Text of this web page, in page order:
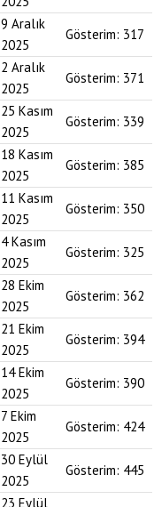
9 Aralık
2025
Gösterim: 317
2 Aralık
2025
Gösterim: 371
25 Kasım
2025
Gösterim: 339
18 Kasım
2025
Gösterim: 385
11 Kasım
2025
Gösterim: 350
4 Kasım
2025
Gösterim: 325
28 Ekim
2025
Gösterim: 362
21 Ekim
2025
Gösterim: 394
14 Ekim
2025
Gösterim: 390
7 Ekim
2025
Gösterim: 424
30 Eylül
2025
Gösterim: 445
23 Eylül